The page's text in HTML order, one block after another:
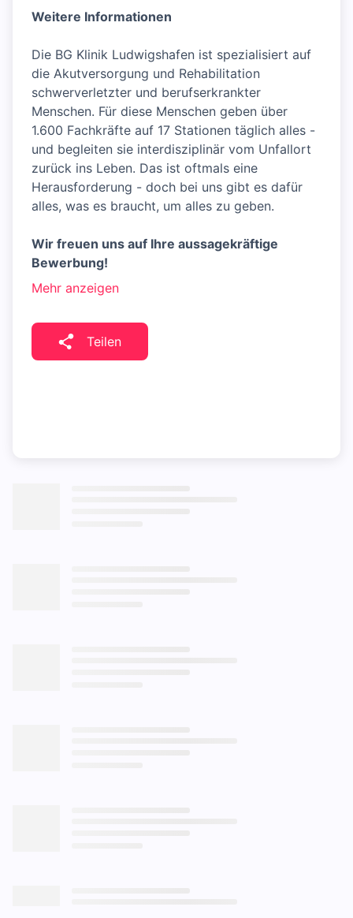
Weitere Informationen
Die BG Klinik Ludwigshafen ist spezialisiert auf
die Akutversorgung und Rehabilitation
schwerverletzter und berufserkrankter
Menschen. Für diese Menschen geben über
1.600 Fachkräfte auf 17 Stationen täglich alles -
und begleiten sie interdisziplinär vom Unfallort
zurück ins Leben. Das ist oftmals eine
Herausforderung - doch bei uns gibt es dafür
alles, was es braucht, um alles zu geben.
Wir freuen uns auf Ihre aussagekräftige
Bewerbung!
Mehr anzeigen
Teilen